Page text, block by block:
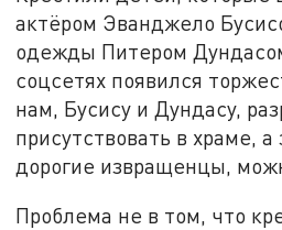
актёром Эванджело
одежды Питером
соцсетях появился
нам, Бусису и Дундасу,
присутствовать в храме,
дорогие извращенцы,
Проблема не в том, что